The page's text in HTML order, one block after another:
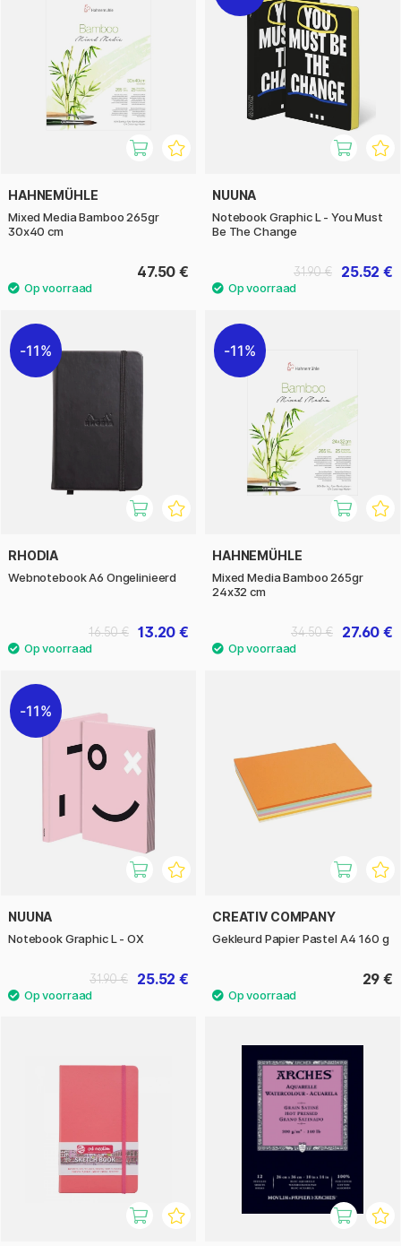
HAHNEMÜHLE
Mixed Media Bamboo 265gr
30x40 cm
47.50 €
NUUNA
Notebook Graphic L - You Must
Be The Change
25.52 €
31.90 €
11%
RHODIA
Webnotebook A6 Ongelinieerd
13.20 €
16.50 €
11%
HAHNEMÜHLE
Mixed Media Bamboo 265gr
24x32 cm
27.60 €
34.50 €
11%
NUUNA
Notebook Graphic L - OX
25.52 €
31.90 €
CREATIV COMPANY
Gekleurd Papier Pastel A4 160 g
29 €